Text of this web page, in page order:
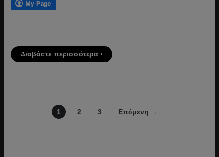
Διαβάστε περισσότερα ›
1 2 3 Επόμενη →